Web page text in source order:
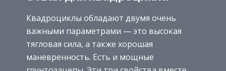
Квадроциклы обладают двумя очень
важными параметрами — это высокая
тягловая сила, а также хорошая
маневренность. Есть и мощные